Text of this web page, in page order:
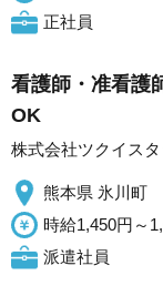
正社員
看護師・准看護
OK
株式会社ツクイスタ
熊本県 氷川町
時給1,450円～
派遣社員